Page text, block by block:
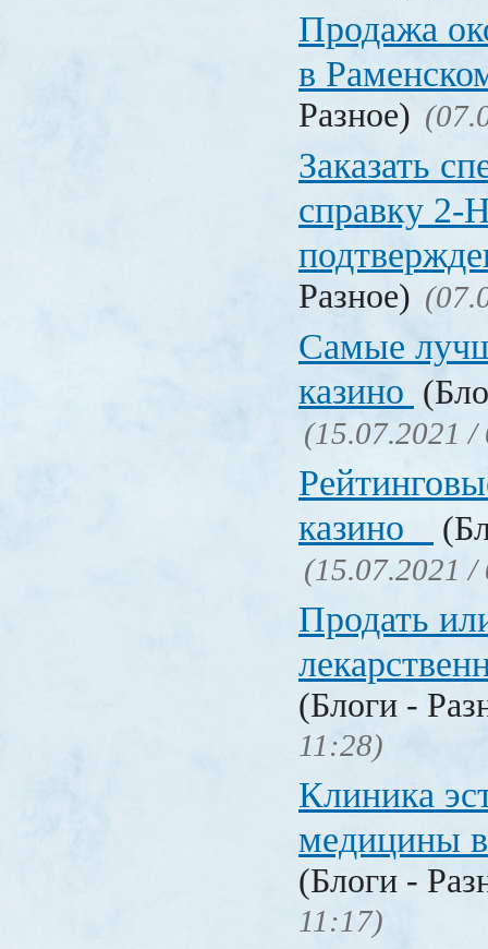
Продажа
в
Разное)
Заказать
справку
Разное)
Самые
казино
(15.07.2021 /
казино
(15.07.2021 /
Продать
(Блоги -
11:28)
Клиника
медицины
(Блоги -
11:17)